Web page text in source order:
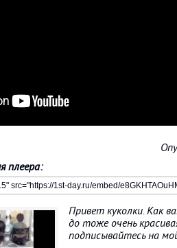
плеера:
Привет куколки. Как
до тоже очень
подписывайтесь на